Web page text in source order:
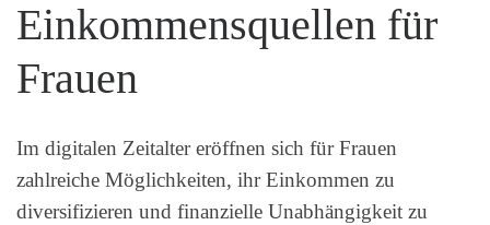
Einkommensquellen für
Frauen
Im digitalen Zeitalter eröffnen sich für Frauen
zahlreiche Möglichkeiten, ihr Einkommen zu
diversifizieren und finanzielle Unabhängigkeit zu